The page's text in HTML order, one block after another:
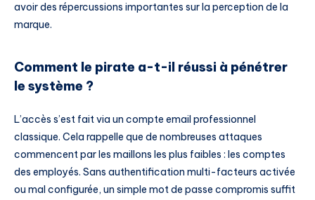
avoir des répercussions importantes sur la perception de la
marque.
Comment le pirate a-t-il réussi à pénétrer
le système ?
L’accès s’est fait via un compte email professionnel
classique. Cela rappelle que de nombreuses attaques
commencent par les maillons les plus faibles : les comptes
des employés. Sans authentification multi-facteurs activée
ou mal configurée, un simple mot de passe compromis suffit